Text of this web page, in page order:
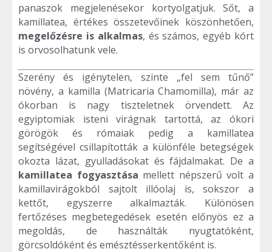
panaszok megjelenésekor kortyolgatjuk. Sőt, a
kamillatea, értékes összetevőinek köszönhetően,
megelőzésre is alkalmas, és számos, egyéb kórt
is orvosolhatunk vele.
Szerény és igénytelen, szinte „fel sem tűnő”
növény, a kamilla (Matricaria Chamomilla), már az
ókorban is nagy tiszteletnek örvendett. Az
egyiptomiak isteni virágnak tartottá, az ókori
görögök és rómaiak pedig a kamillatea
segítségével csillapították a különféle betegségek
okozta lázat, gyulladásokat és fájdalmakat. De a
kamillatea fogyasztása mellett népszerű volt a
kamillavirágokból sajtolt illóolaj is, sokszor a
kettőt, egyszerre alkalmazták. Különösen
fertőzéses megbetegedések esetén előnyös ez a
megoldás, de használták nyugtatóként,
görcsoldóként és emésztésserkentőként is.